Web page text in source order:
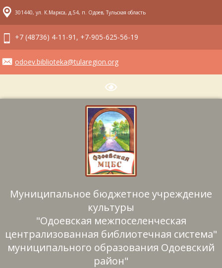
301440, ул. К.Маркса, д.54, п. Одоев, Тульская область
+7 (48736) 4-11-91, +7-905-625-56-19
odoev.biblioteka@tularegion.org
Муниципальное бюджетное учреждение
культуры
"Одоевская межпоселенческая
централизованная библиотечная система"
муниципального образования Одоевский
район"